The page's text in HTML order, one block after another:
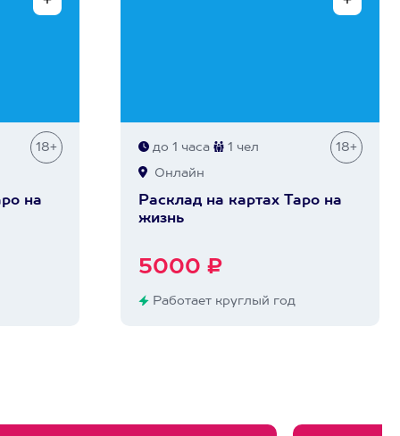
18+
на
до 1 часа 1 чел 18+
Онлайн
Расклад на картах Таро на
жизнь
5000 ₽
Работает круглый год